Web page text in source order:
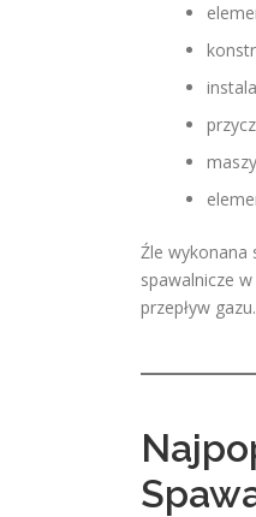
Źle wykonana
spawalnicze
przepływ gazu.